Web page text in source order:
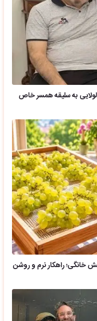
به سلیقه همسر خاص
راهکار نرم و روشن